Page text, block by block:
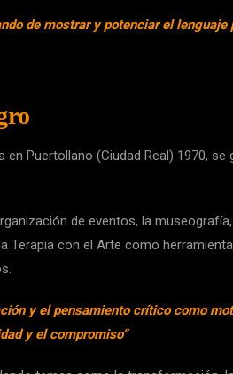
de mostrar y potenciar el lenguaje
Puertollano (Ciudad Real) 1970,
de eventos, la
Terapia con el Arte como
y el pensamiento crítico como
y el compromiso”